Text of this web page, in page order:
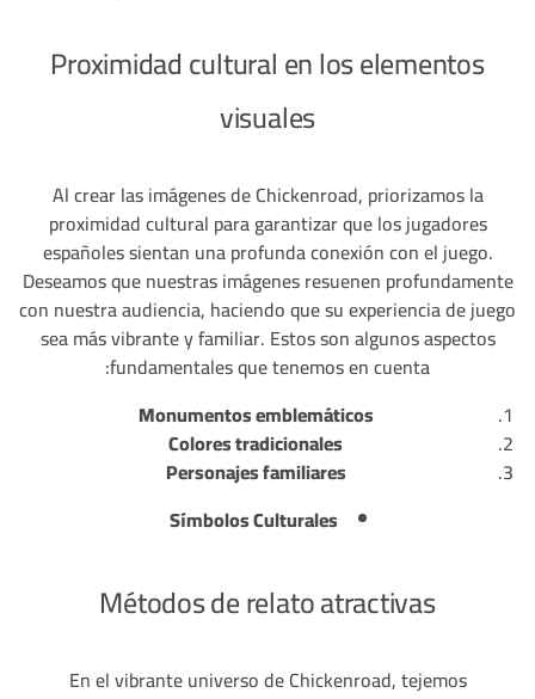
Proximidad cultural en los elementos
visuales
Al crear las imágenes de Chickenroad, priorizamos la
proximidad cultural para garantizar que los jugadores
españoles sientan una profunda conexión con el juego.
Deseamos que nuestras imágenes resuenen profundamente
con nuestra audiencia, haciendo que su experiencia de juego
sea más vibrante y familiar. Estos son algunos aspectos
fundamentales que tenemos en cuenta:
Monumentos emblemáticos
Colores tradicionales
Personajes familiares
Símbolos Culturales
Métodos de relato atractivas
En el vibrante universo de Chickenroad, tejemos